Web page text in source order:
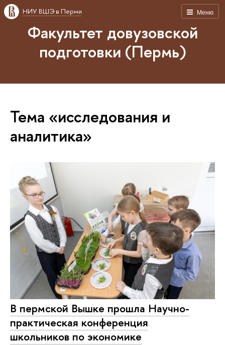
Меню
НИУ ВШЭ в Перми
Факультет довузовской
подготовки (Пермь)
Тема «исследования и
аналитика»
В пермской Вышке прошла Научно-
практическая конференция
школьников по экономике